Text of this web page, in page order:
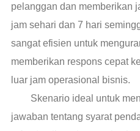
pelanggan dan memberikan
jam sehari dan 7 hari
sangat efisien untuk
memberikan respons cepat
luar jam operasional bisnis.
Skenario ideal untuk
jawaban tentang syarat